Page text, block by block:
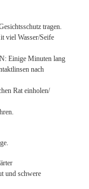
tragen.
Wasser/Seife
Einige Minuten lang
nach
Rat einholen/
und schwere